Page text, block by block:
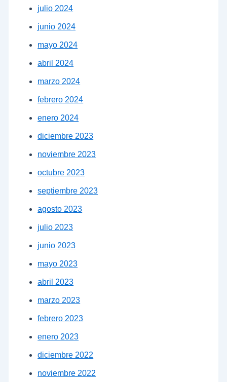
julio 2024
junio 2024
mayo 2024
abril 2024
marzo 2024
febrero 2024
enero 2024
diciembre 2023
noviembre 2023
octubre 2023
septiembre 2023
agosto 2023
julio 2023
junio 2023
mayo 2023
abril 2023
marzo 2023
febrero 2023
enero 2023
diciembre 2022
noviembre 2022